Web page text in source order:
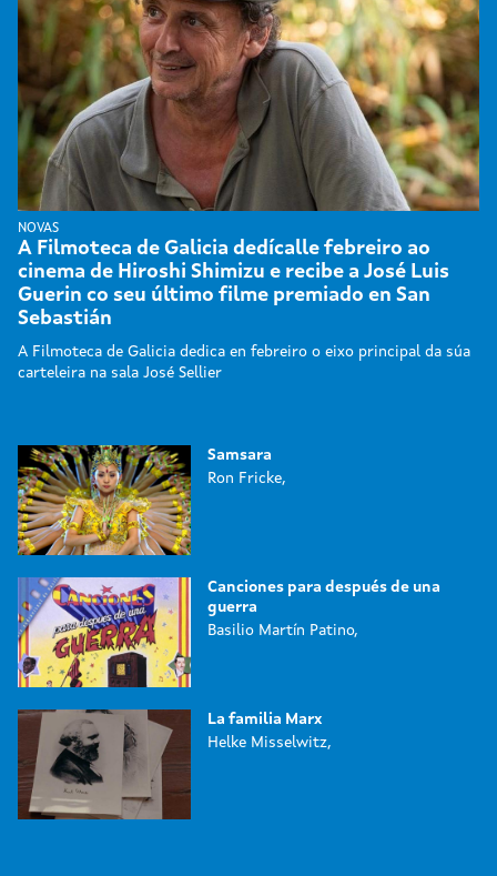
NOVAS
A Filmoteca de Galicia dedícalle febreiro ao
cinema de Hiroshi Shimizu e recibe a José Luis
Guerin co seu último filme premiado en San
Sebastián
A Filmoteca de Galicia dedica en febreiro o eixo principal da súa
carteleira na sala José Sellier
Samsara
Ron Fricke,
Canciones para después de una
guerra
Basilio Martín Patino,
La familia Marx
Helke Misselwitz,